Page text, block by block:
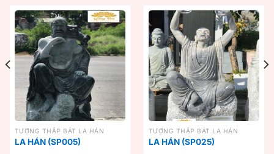
TƯỢNG THẬP BÁT LA HÁN
LA HÁN (SP005)
TƯỢNG THẬP BÁT LA HÁN
LA HÁN (SP025)